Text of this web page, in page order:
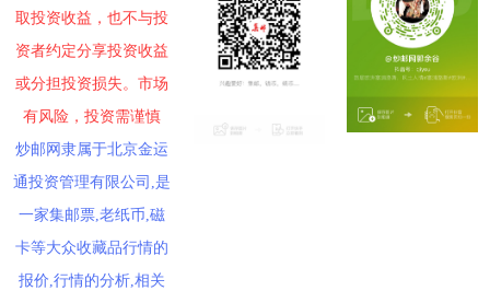
取投资收益，也不与投
资者约定分享投资收益
或分担投资损失。市场
有风险，投资需谨慎
炒邮网隶属于北京金运
通投资管理有限公司,是
一家集邮票,老纸币,磁
卡等大众收藏品行情的
报价,行情的分析,相关